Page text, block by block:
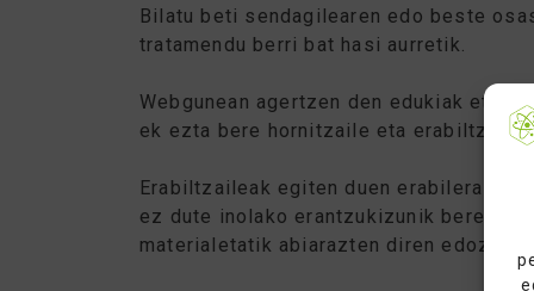
Bilatu beti sendagilearen edo beste
tratamendu berri bat hasi aurretik.
Webgunean agertzen den edukiak eta
ek ezta bere hornitzaile eta
Erabiltzaileak egiten duen erabilera
ez dute inolako erantzukizunik beren
materialetatik abiarazten diren edozein